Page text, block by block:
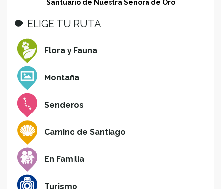
Santuario de Nuestra Señora de Oro
ELIGE TU RUTA
Flora y Fauna
Montaña
Senderos
Camino de Santiago
En Familia
Turismo